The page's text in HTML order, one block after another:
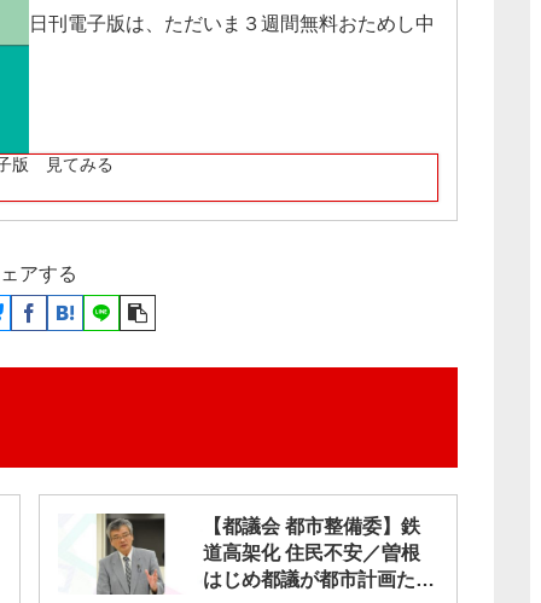
日刊電子版は、ただいま３週間無料おためし中
版 見てみる
アする
【都議会 都市整備委】鉄
道高架化 住民不安／曽根
はじめ都議が都市計画ただ